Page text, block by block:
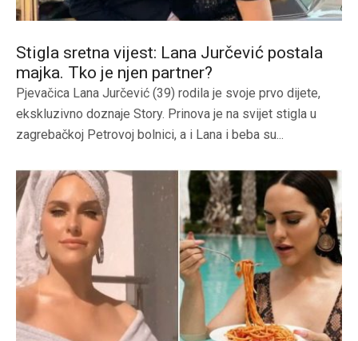
Stigla sretna vijest: Lana Jurčević postala
majka. Tko je njen partner?
Pjevačica Lana Jurčević (39) rodila je svoje prvo dijete,
ekskluzivno doznaje Story. Prinova je na svijet stigla u
zagrebačkoj Petrovoj bolnici, a i Lana i beba su...